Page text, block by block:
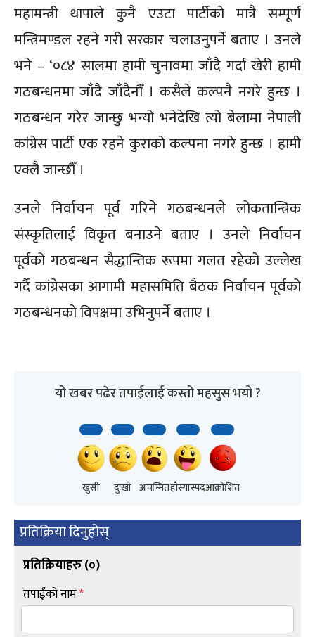
महामन्त्री थापाले कुनै एउटा पार्टीको मात्रै सम्पूर्ण
मन्त्रिमण्डल रहने गरी सरकार चलाउनुपर्ने बताए । उनले
भने – ‘०८४ सालमा हामी चुनावमा जाँदै गर्दा खेरी हामी
गठबन्धनमा जाँदै जाँदैनौँ । कसैले कल्पनै नगरे हुन्छ ।
गठबन्धन गरेर जान्छु भन्यो भनेदेखि त्यो बेलामा नेपाली
कांग्रेस पार्टी एक रहने कुराको कल्पना नगरे हुन्छ । हामी
एक्लै जान्छौँ ।
उनले निर्वाचन पूर्व गरिने गठबन्धनले लोकतान्त्रिक
संस्कृतिलाई विकृत बनाउने बताए । उनले निर्वाचन
पूर्वको गठबन्धन सैद्धान्तिक रूपमा गलत रहेको उल्लेख
गर्दै कांग्रेसका आगामी महासमिति बैठक निर्वाचन पूर्वको
गठबन्धनको विपक्षमा उभिनुपर्ने बताए ।
यो खबर पढेर तपाईलाई कस्तो महसुस भयो ?
खुसी दुःखी अचम्मितहाँस्यास्पदआक्रोशित
प्रतिक्रिया दिनुहोस्
प्रतिक्रियाहरु (०)
तपाईंको नाम*